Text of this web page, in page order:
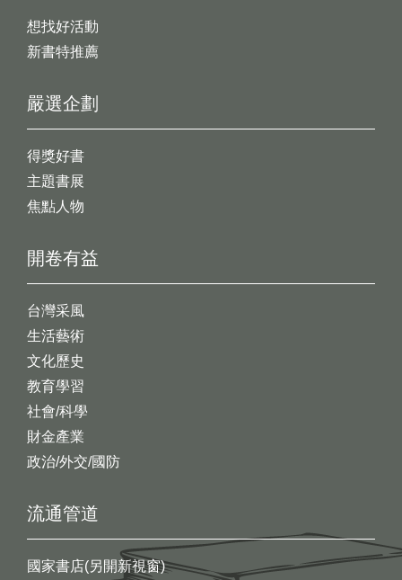
想找好活動
新書特推薦
開卷有益
台灣采風
生活藝術
文化歷史
教育學習
社會/科學
財金產業
政治/外交/國防
嚴選企劃
得獎好書
主題書展
焦點人物
流通管道
國家書店(另開新視窗)